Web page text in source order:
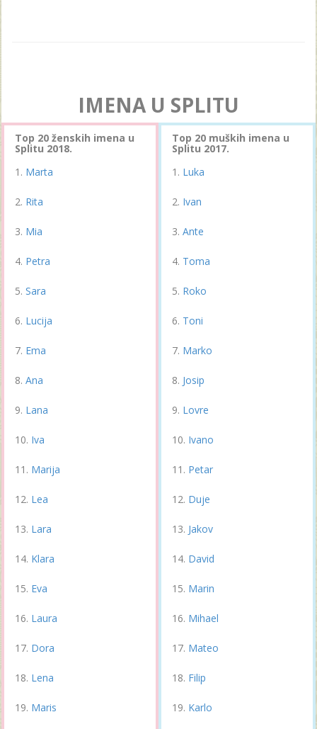
IMENA U SPLITU
Top 20 ženskih imena u
Splitu 2018.
Marta
Rita
Mia
Petra
Sara
Lucija
Ema
Ana
Lana
Iva
Marija
Lea
Lara
Klara
Eva
Laura
Dora
Lena
Maris
Top 20 muških imena u
Splitu 2017.
Luka
Ivan
Ante
Toma
Roko
Toni
Marko
Josip
Lovre
Ivano
Petar
Duje
Jakov
David
Marin
Mihael
Mateo
Filip
Karlo